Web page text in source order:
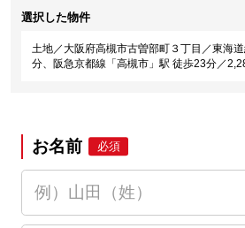
選択した物件
土地／大阪府高槻市古曽部町３丁目／東海
分、阪急京都線「高槻市」駅 徒歩23分／
お名前 必須